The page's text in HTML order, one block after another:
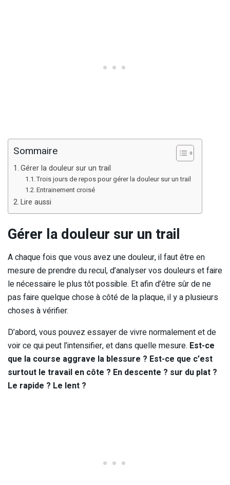
Sommaire
Gérer la douleur sur un trail
Trois jours de repos pour gérer la douleur sur un trail
Entrainement croisé
Lire aussi
Gérer la douleur sur un trail
A chaque fois que vous avez une douleur, il faut être en
mesure de prendre du recul, d’analyser vos douleurs et faire
le nécessaire le plus tôt possible. Et afin d’être sûr de ne
pas faire quelque chose à côté de la plaque, il y a plusieurs
choses à vérifier.
D’abord, vous pouvez essayer de vivre normalement et de
voir ce qui peut l’intensifier, et dans quelle mesure. Est-ce
que la course aggrave la blessure ? Est-ce que c’est
surtout le travail en côte ? En descente ? sur du plat ?
Le rapide ? Le lent ?